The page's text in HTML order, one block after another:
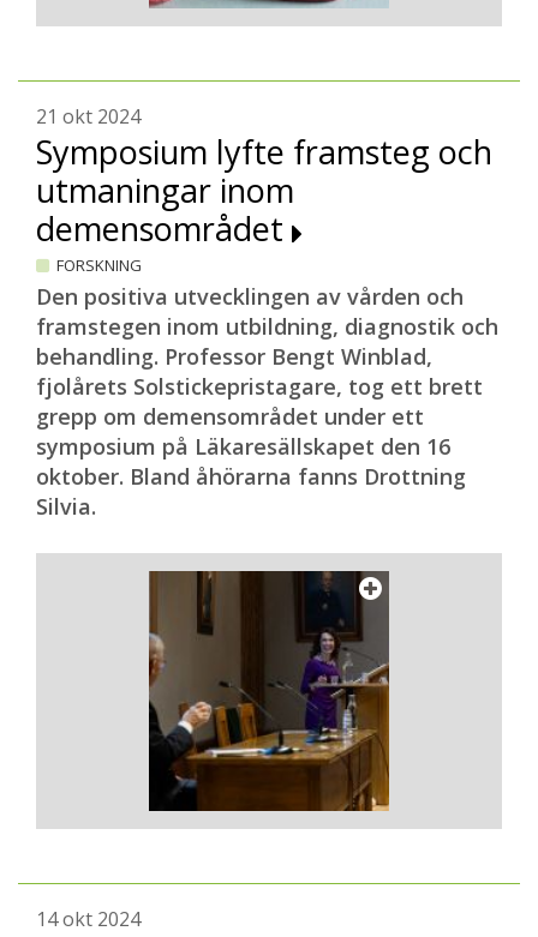
21 okt 2024
Symposium lyfte framsteg och
utmaningar inom
demensområdet
FORSKNING
Den positiva utvecklingen av vården och
framstegen inom utbildning, diagnostik och
behandling. Professor Bengt Winblad,
fjolårets Solstickepristagare, tog ett brett
grepp om demensområdet under ett
symposium på Läkaresällskapet den 16
oktober. Bland åhörarna fanns Drottning
Silvia.
14 okt 2024